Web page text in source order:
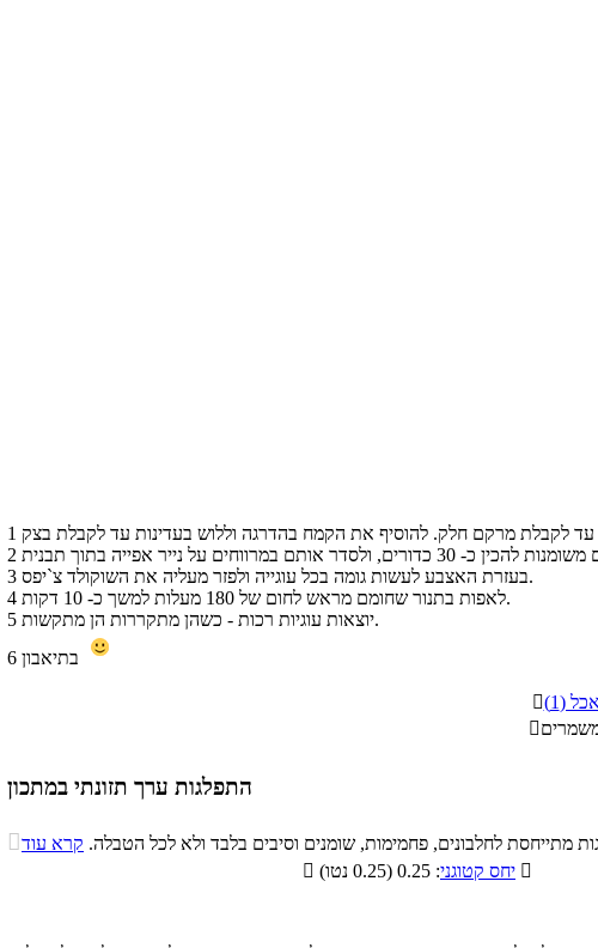
1
2
3
בעזרת האצבע לעשות גומה בכל עוגייה ולפזר מעליה את השוקולד צ`יפס.
4
לאפות בתנור שחומם מראש לחום של 180 מעלות למשך כ- 10 דקות.
5
יוצאות עוגיות רכות - כשהן מתקררות הן מתקשות.
6

(1)

התפלגות ערך תזונתי במתכון
התפלגות ערך תזונתי במתכון
סיבים
 מתייחסת לחלבונים, פחמימות, שומנים וסיבים בלבד ולא לכל הטבלה. קרא עוד

יחס קטוגני 